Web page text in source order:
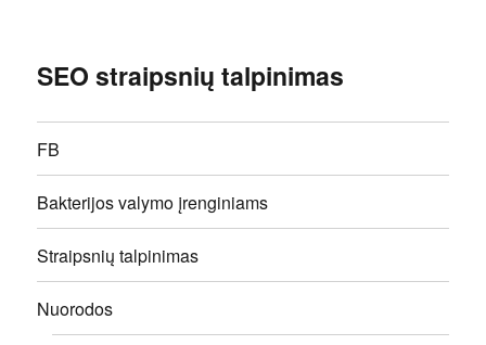
SEO straipsnių talpinimas
FB
Bakterijos valymo įrenginiams
Straipsnių talpinimas
Nuorodos